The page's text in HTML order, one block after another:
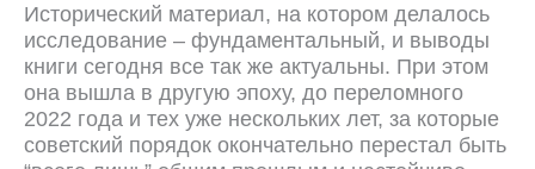
Исторический материал, на котором делалось
исследование – фундаментальный, и выводы
книги сегодня все так же актуальны. При этом
она вышла в другую эпоху, до переломного
2022 года и тех уже нескольких лет, за которые
советский порядок окончательно перестал быть